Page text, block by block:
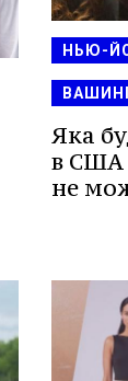
НЬЮ-
Яка
в США
не